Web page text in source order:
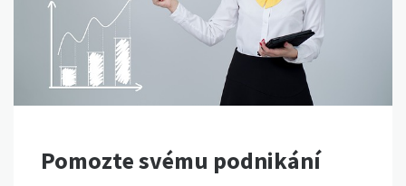
Pomozte svému podnikání